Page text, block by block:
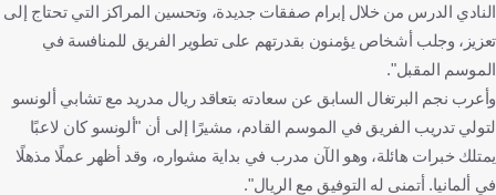
النادي الدرس من خلال إبرام صفقات جديدة، وتحسين المراكز التي تحتاج إلى
تعزيز، وجلب أشخاص يؤمنون بقدرتهم على تطوير الفريق للمنافسة في
الموسم المقبل".
وأعرب نجم البرتغال السابق عن سعادته بتعاقد ريال مدريد مع تشابي ألونسو
لتولي تدريب الفريق في الموسم القادم، مشيرًا إلى أن "ألونسو كان لاعبًا
يمتلك خبرات هائلة، وهو الآن مدرب في بداية مشواره، وقد أظهر عملًا مذهلًا
في ألمانيا. أتمنى له التوفيق مع الريال".